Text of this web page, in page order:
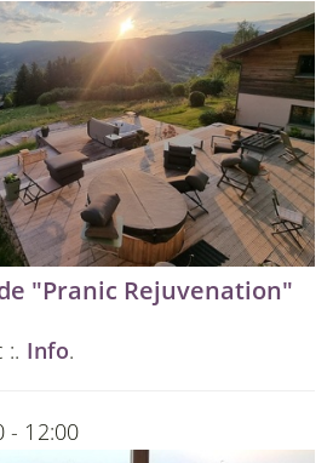
"Pranic Rejuvenation"
:. Info.
- 12:00